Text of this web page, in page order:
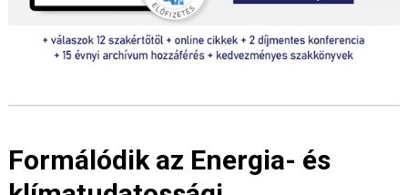
Formálódik az Energia- és